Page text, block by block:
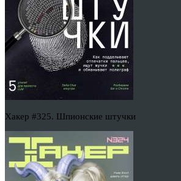
Хакер #325. Шпионские штучки